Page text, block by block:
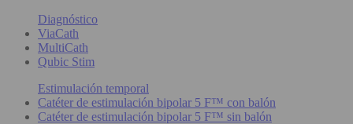
Diagnóstico
ViaCath
MultiCath
Qubic Stim
Estimulación temporal
Catéter de estimulación bipolar 5 F™ con balón
Catéter de estimulación bipolar 5 F™ sin balón